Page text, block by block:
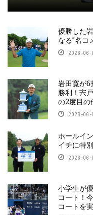
優勝した
なる”名コ
2026-06-
岩田寛が6
勝利！宍
の2度目の
2026-06-
ホールイ
イチに特
2026-06-
小学生が
コート！
コートを